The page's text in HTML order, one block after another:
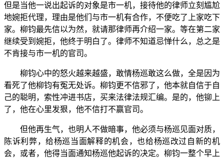
但是当他一说出起诉的对象是市一机，接待他的律师立刻尴尬
地婉拒代理，理由是他们与市一机有合作，不便吃了上家吃下
家。柳钧最先信以为然，就请那律师再介绍一家。等在第二家
继续受到婉拒，他终于明白了。律师不知道忌惮什么，总之是
不肯接与市一机的官司。
柳钧心中的怒火越来越盛，敢情杨巡敢这么做，全是因为
看死了他柳钧有冤无处诉。柳钧更不信邪了，他本就自信于自
己的聪明，索性冲进书店，买来法律法规汇编。是的，他铆上
了，他在心里发狠，他不信打不赢官司。
但他再生气，也明人不做暗事，他必须与杨巡见面对质，
陈诉利弊，给杨巡当面解释的机会，也给杨巡改过自新的机
会，或者，他得当面通知杨巡他起诉的决定。柳钧一整个早上